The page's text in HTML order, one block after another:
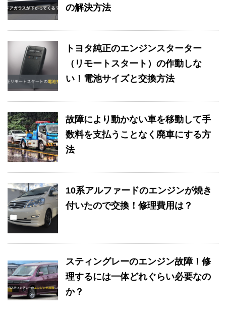
の解決方法
トヨタ純正のエンジンスターター
（リモートスタート）の作動しな
い！電池サイズと交換方法
故障により動かない車を移動して手
数料を支払うことなく廃車にする方
法
10系アルファードのエンジンが焼き
付いたので交換！修理費用は？
スティングレーのエンジン故障！修
理するには一体どれぐらい必要なの
か？